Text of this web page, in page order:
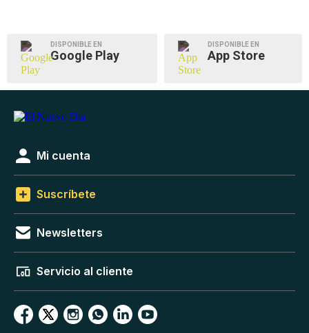
DISPONIBLE EN
Google Play
DISPONIBLE EN
App Store
Mi cuenta
Suscríbete
Newsletters
Servicio al cliente